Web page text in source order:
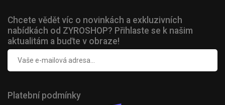
Chcete vědět víc o novinkách a exkluzivních
nabídkách od ZYROSHOP? Přihlaste se k našim
aktualitám a buďte v obraze!
Platební podmínky